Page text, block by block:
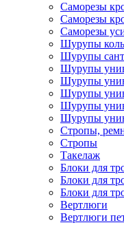
Саморезы
Саморезы
Саморезы
Шурупы
Шурупы
Шурупы
Шурупы
Шурупы
Шурупы
Шурупы
Стропы,
Стропы
Такелаж
Блоки для
Блоки для
Блоки для
Вертлюги
Вертлюги